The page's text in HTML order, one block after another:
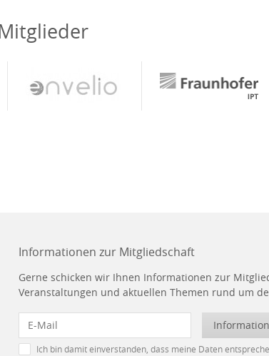
Informationen zur Mitgliedschaft
Gerne schicken wir Ihnen Informationen zur
Veranstaltungen und aktuellen Themen rund um
Ich bin damit einverstanden, dass meine Daten